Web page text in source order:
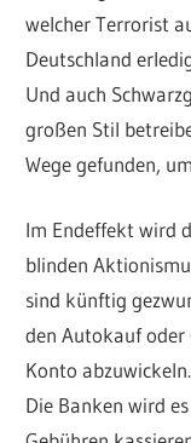
welcher Terrorist
Deutschland
Und auch
großen Stil
Wege gefunden,
Im Endeffekt wird
blinden
sind künftig
den Autokauf
Konto abzuwickeln.
Die Banken wird